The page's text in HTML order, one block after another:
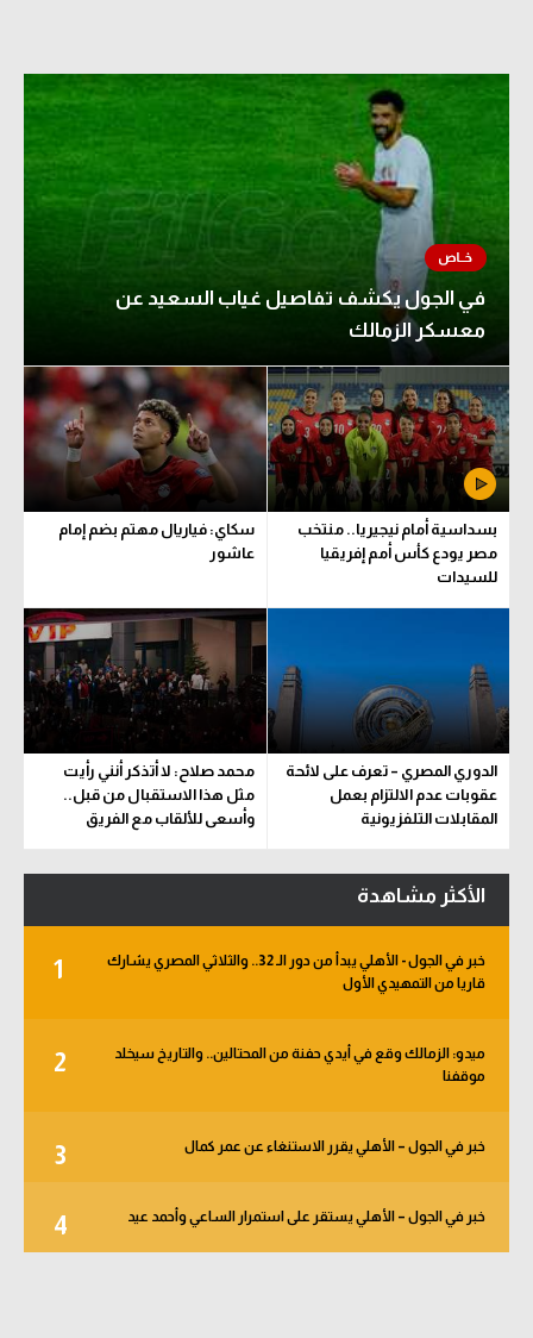
في الجول يكشف تفاصيل غياب السعيد عن
معسكر الزمالك
بسداسية أمام نيجيريا.. منتخب
مصر يودع كأس أمم إفريقيا
للسيدات
سكاي: فياريال مهتم بضم إمام
عاشور
الدوري المصري – تعرف على لائحة
عقوبات عدم الالتزام بعمل
المقابلات التلفزيونية
محمد صلاح: لا أتذكر أنني رأيت
مثل هذا الاستقبال من قبل..
وأسعى للألقاب مع الفريق
الأكثر مشاهدة
1
خبر في الجول - الأهلي يبدأ من دور الـ 32.. والثلاثي المصري يشارك
قاريا من التمهيدي الأول
2
ميدو: الزمالك وقع في أيدي حفنة من المحتالين.. والتاريخ سيخلد
موقفنا
3 خبر في الجول – الأهلي يقرر الاستنغاء عن عمر كمال
4 خبر في الجول – الأهلي يستقر على استمرار الساعي وأحمد عيد